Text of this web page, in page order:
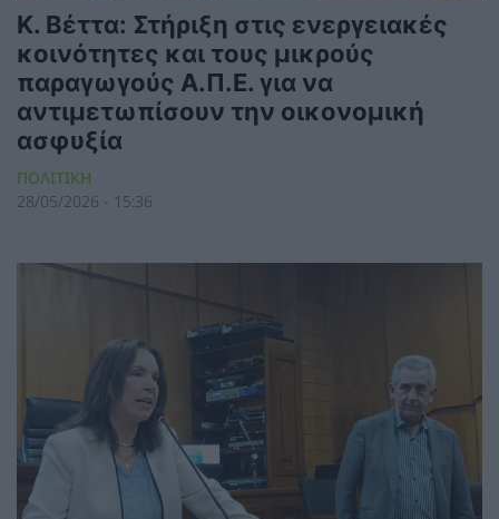
Κ. Βέττα: Στήριξη στις ενεργειακές
κοινότητες και τους μικρούς
παραγωγούς Α.Π.Ε. για να
αντιμετωπίσουν την οικονομική
ασφυξία
ΠΟΛΙΤΙΚΗ
28/05/2026 - 15:36